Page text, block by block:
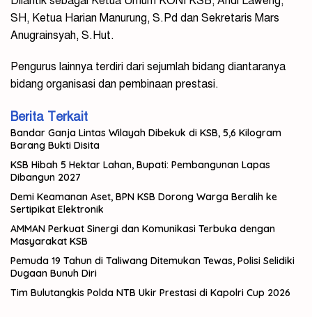
SH, Ketua Harian Manurung, S.Pd dan Sekretaris Mars
Anugrainsyah, S.Hut.
Pengurus lainnya terdiri dari sejumlah bidang diantaranya
bidang organisasi dan pembinaan prestasi.
Berita Terkait
Bandar Ganja Lintas Wilayah Dibekuk di KSB, 5,6 Kilogram
Barang Bukti Disita
KSB Hibah 5 Hektar Lahan, Bupati: Pembangunan Lapas
Dibangun 2027
Demi Keamanan Aset, BPN KSB Dorong Warga Beralih ke
Sertipikat Elektronik
AMMAN Perkuat Sinergi dan Komunikasi Terbuka dengan
Masyarakat KSB
Pemuda 19 Tahun di Taliwang Ditemukan Tewas, Polisi Selidiki
Dugaan Bunuh Diri
Tim Bulutangkis Polda NTB Ukir Prestasi di Kapolri Cup 2026